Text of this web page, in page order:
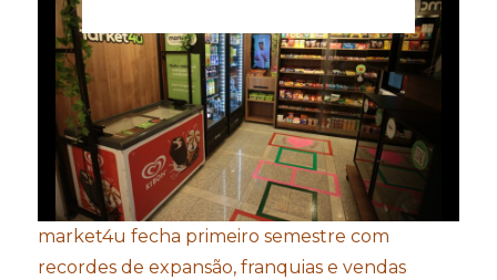
market4u fecha primeiro semestre com
recordes de expansão, franquias e vendas